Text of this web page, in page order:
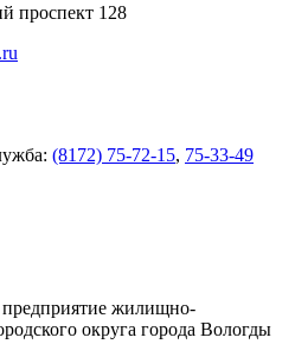
проспект 128
(8172) 75-72-15, 75-33-49
жилищно-
округа города Вологды